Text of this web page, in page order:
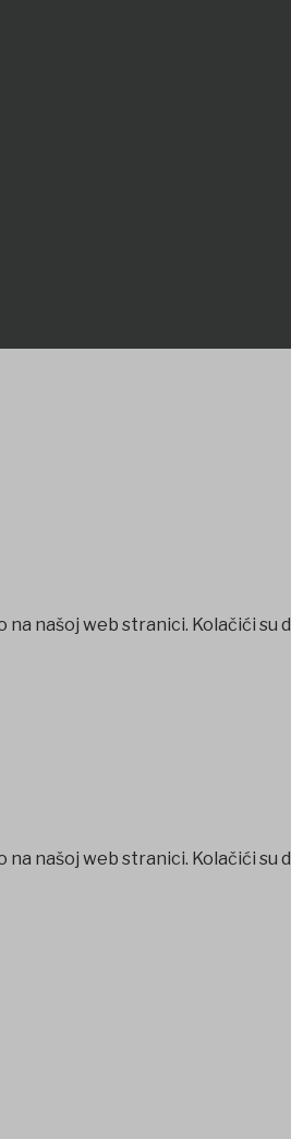
našoj web stranici. Kolačići
našoj web stranici. Kolačići